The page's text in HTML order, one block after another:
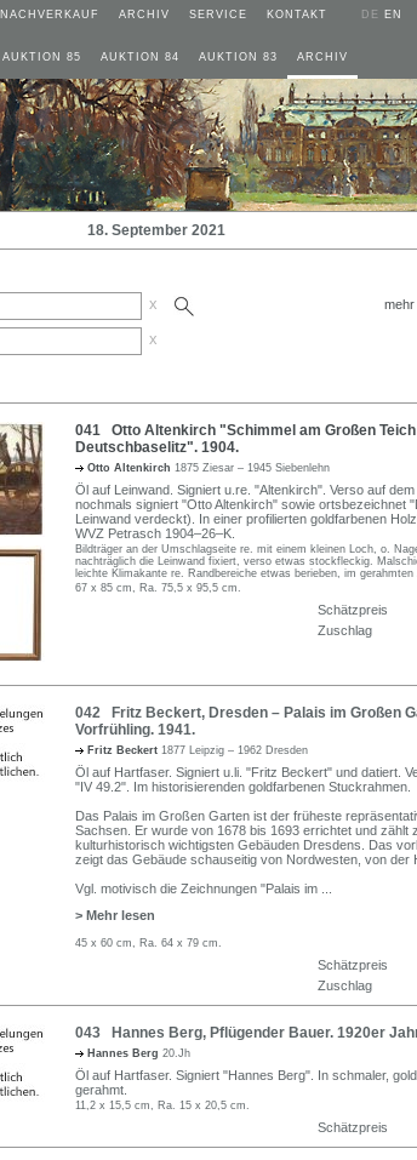
NACHVERKAUF ARCHIV SERVICE KONTAKT DE EN
AUKTION 85 AUKTION 84 AUKTION 83 ARCHIV
18. September 2021
x mehr
x
041 Otto Altenkirch "Schimmel am Großen
Deutschbaselitz". 1904.
Otto Altenkirch 1875 Ziesar – 1945 Siebenlehn
Öl auf Leinwand. Signiert u.re. "Altenkirch". Verso auf dem
nochmals signiert "Otto Altenkirch" sowie ortsbezeichnet
Leinwand verdeckt). In einer profilierten goldfarbenen
WVZ Petrasch 1904–26–K.
Bildträger an der Umschlagseite re. mit einem kleinen Loch, o.
nachträglich die Leinwand fixiert, verso etwas stockfleckig.
leichte Klimakante re. Randbereiche etwas berieben, im
67 x 85 cm, Ra. 75,5 x 95,5 cm.
Schätzpreis
Zuschlag
042 Fritz Beckert, Dresden – Palais im Großen
Vorfrühling. 1941.
Fritz Beckert 1877 Leipzig – 1962 Dresden
Öl auf Hartfaser. Signiert u.li. "Fritz Beckert" und datiert.
"IV 49.2". Im historisierenden goldfarbenen Stuckrahmen.
Das Palais im Großen Garten ist der früheste
Sachsen. Er wurde von 1678 bis 1693 errichtet und zählt
kulturhistorisch wichtigsten Gebäuden Dresdens. Das
zeigt das Gebäude schauseitig von Nordwesten, von der
Vgl. motivisch die Zeichnungen "Palais im
> Mehr lesen
45 x 60 cm, Ra. 64 x 79 cm.
Schätzpreis
Zuschlag
043 Hannes Berg, Pflügender Bauer. 1920er
Hannes Berg 20.Jh
Öl auf Hartfaser. Signiert "Hannes Berg". In schmaler,
gerahmt.
11,2 x 15,5 cm, Ra. 15 x 20,5 cm.
Schätzpreis